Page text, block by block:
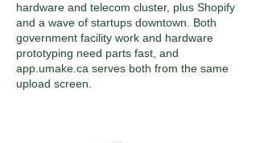
hardware and telecom cluster, plus Shopify
and a wave of startups downtown. Both
government facility work and hardware
prototyping need parts fast, and
app.umake.ca serves both from the same
upload screen.